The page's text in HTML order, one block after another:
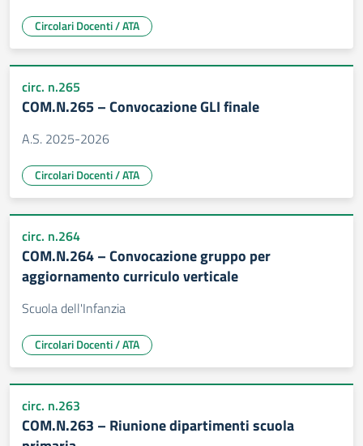
Circolari Docenti / ATA
circ. n.265
COM.N.265 – Convocazione GLI finale
A.S. 2025-2026
Circolari Docenti / ATA
circ. n.264
COM.N.264 – Convocazione gruppo per
aggiornamento curriculo verticale
Scuola dell'Infanzia
Circolari Docenti / ATA
circ. n.263
COM.N.263 – Riunione dipartimenti scuola